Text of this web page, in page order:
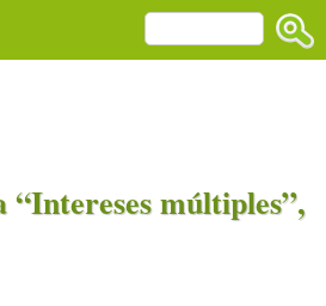
“Intereses múltiples”,